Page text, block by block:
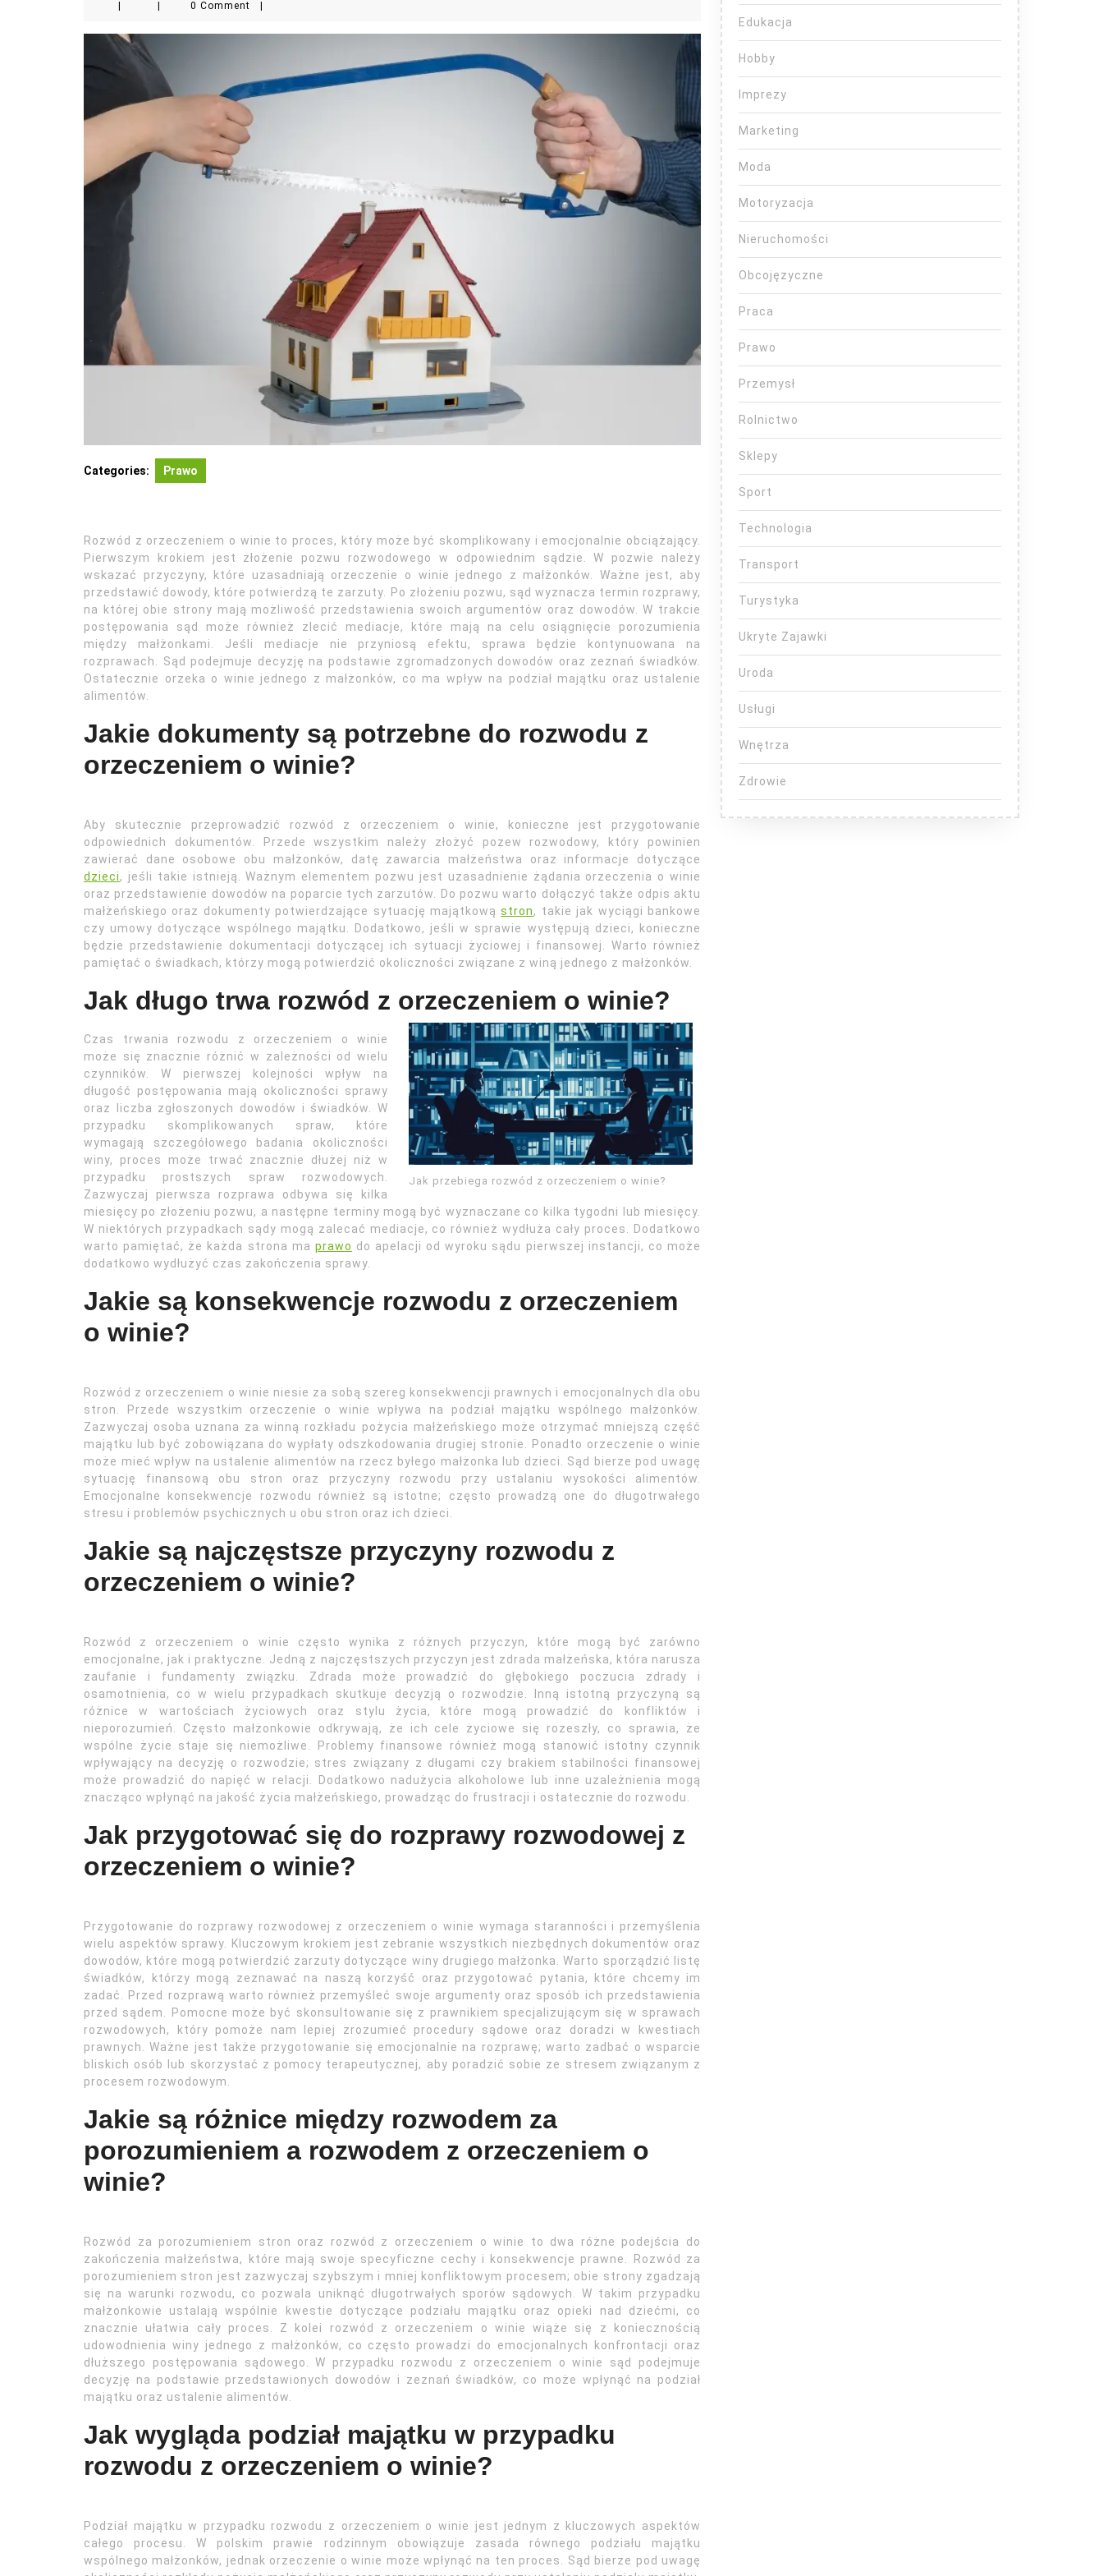
0 Comment
Categories: Prawo
Rozwód z orzeczeniem o winie to proces, który może być skomplikowany i emocjonalnie obciążający.
Pierwszym krokiem jest złożenie pozwu rozwodowego w odpowiednim sądzie. W pozwie należy
wskazać przyczyny, które uzasadniają orzeczenie o winie jednego z małżonków. Ważne jest, aby
przedstawić dowody, które potwierdzą te zarzuty. Po złożeniu pozwu, sąd wyznacza termin rozprawy,
na której obie strony mają możliwość przedstawienia swoich argumentów oraz dowodów. W trakcie
postępowania sąd może również zlecić mediacje, które mają na celu osiągnięcie porozumienia
między małżonkami. Jeśli mediacje nie przyniosą efektu, sprawa będzie kontynuowana na
rozprawach. Sąd podejmuje decyzję na podstawie zgromadzonych dowodów oraz zeznań świadków.
Ostatecznie orzeka o winie jednego z małżonków, co ma wpływ na podział majątku oraz ustalenie
alimentów.
Jakie dokumenty są potrzebne do rozwodu z
orzeczeniem o winie?
Aby skutecznie przeprowadzić rozwód z orzeczeniem o winie, konieczne jest przygotowanie
odpowiednich dokumentów. Przede wszystkim należy złożyć pozew rozwodowy, który powinien
zawierać dane osobowe obu małżonków, datę zawarcia małżeństwa oraz informacje dotyczące
dzieci, jeśli takie istnieją. Ważnym elementem pozwu jest uzasadnienie żądania orzeczenia o winie
oraz przedstawienie dowodów na poparcie tych zarzutów. Do pozwu warto dołączyć także odpis aktu
małżeńskiego oraz dokumenty potwierdzające sytuację majątkowąstron, takie jak wyciągi bankowe
czy umowy dotyczące wspólnego majątku. Dodatkowo, jeśli w sprawie występują dzieci, konieczne
będzie przedstawienie dokumentacji dotyczącej ich sytuacji życiowej i finansowej. Warto również
pamiętać o świadkach, którzy mogą potwierdzić okoliczności związane z winą jednego z małżonków.
Jak długo trwa rozwód z orzeczeniem o winie?
Jak przebiega rozwód z orzeczeniem o winie?
Czas trwania rozwodu z orzeczeniem o winie
może się znacznie różnić w zależności od wielu
czynników. W pierwszej kolejności wpływ na
długość postępowania mają okoliczności sprawy
oraz liczba zgłoszonych dowodów i świadków. W
przypadku skomplikowanych spraw, które
wymagają szczegółowego badania okoliczności
winy, proces może trwać znacznie dłużej niż w
przypadku prostszych spraw rozwodowych.
Zazwyczaj pierwsza rozprawa odbywa się kilka
miesięcy po złożeniu pozwu, a następne terminy mogą być wyznaczane co kilka tygodni lub miesięcy.
W niektórych przypadkach sądy mogą zalecać mediacje, co również wydłuża cały proces. Dodatkowo
warto pamiętać, że każda strona ma prawo do apelacji od wyroku sądu pierwszej instancji, co może
dodatkowo wydłużyć czas zakończenia sprawy.
Jakie są konsekwencje rozwodu z orzeczeniem
o winie?
Rozwód z orzeczeniem o winie niesie za sobą szereg konsekwencji prawnych i emocjonalnych dla obu
stron. Przede wszystkim orzeczenie o winie wpływa na podział majątku wspólnego małżonków.
Zazwyczaj osoba uznana za winną rozkładu pożycia małżeńskiego może otrzymać mniejszą część
majątku lub być zobowiązana do wypłaty odszkodowania drugiej stronie. Ponadto orzeczenie o winie
może mieć wpływ na ustalenie alimentów na rzecz byłego małżonka lub dzieci. Sąd bierze pod uwagę
sytuację finansową obu stron oraz przyczyny rozwodu przy ustalaniu wysokości alimentów.
Emocjonalne konsekwencje rozwodu również są istotne; często prowadzą one do długotrwałego
stresu i problemów psychicznych u obu stron oraz ich dzieci.
Jakie są najczęstsze przyczyny rozwodu z
orzeczeniem o winie?
Rozwód z orzeczeniem o winie często wynika z różnych przyczyn, które mogą być zarówno
emocjonalne, jak i praktyczne. Jedną z najczęstszych przyczyn jest zdrada małżeńska, która narusza
zaufanie i fundamenty związku. Zdrada może prowadzić do głębokiego poczucia zdrady i
osamotnienia, co w wielu przypadkach skutkuje decyzją o rozwodzie. Inną istotną przyczyną są
różnice w wartościach życiowych oraz stylu życia, które mogą prowadzić do konfliktów i
nieporozumień. Często małżonkowie odkrywają, że ich cele życiowe się rozeszły, co sprawia, że
wspólne życie staje się niemożliwe. Problemy finansowe również mogą stanowić istotny czynnik
wpływający na decyzję o rozwodzie; stres związany z długami czy brakiem stabilności finansowej
może prowadzić do napięć w relacji. Dodatkowo nadużycia alkoholowe lub inne uzależnienia mogą
znacząco wpłynąć na jakość życia małżeńskiego, prowadząc do frustracji i ostatecznie do rozwodu.
Jak przygotować się do rozprawy rozwodowej z
orzeczeniem o winie?
Przygotowanie do rozprawy rozwodowej z orzeczeniem o winie wymaga staranności i przemyślenia
wielu aspektów sprawy. Kluczowym krokiem jest zebranie wszystkich niezbędnych dokumentów oraz
dowodów, które mogą potwierdzić zarzuty dotyczące winy drugiego małżonka. Warto sporządzić listę
świadków, którzy mogą zeznawać na naszą korzyść oraz przygotować pytania, które chcemy im
zadać. Przed rozprawą warto również przemyśleć swoje argumenty oraz sposób ich przedstawienia
przed sądem. Pomocne może być skonsultowanie się z prawnikiem specjalizującym się w sprawach
rozwodowych, który pomoże nam lepiej zrozumieć procedury sądowe oraz doradzi w kwestiach
prawnych. Ważne jest także przygotowanie się emocjonalnie na rozprawę; warto zadbać o wsparcie
bliskich osób lub skorzystać z pomocy terapeutycznej, aby poradzić sobie ze stresem związanym z
procesem rozwodowym.
Jakie są różnice między rozwodem za
porozumieniem a rozwodem z orzeczeniem o
winie?
Rozwód za porozumieniem stron oraz rozwód z orzeczeniem o winie to dwa różne podejścia do
zakończenia małżeństwa, które mają swoje specyficzne cechy i konsekwencje prawne. Rozwód za
porozumieniem stron jest zazwyczaj szybszym i mniej konfliktowym procesem; obie strony zgadzają
się na warunki rozwodu, co pozwala uniknąć długotrwałych sporów sądowych. W takim przypadku
małżonkowie ustalają wspólnie kwestie dotyczące podziału majątku oraz opieki nad dziećmi, co
znacznie ułatwia cały proces. Z kolei rozwód z orzeczeniem o winie wiąże się z koniecznością
udowodnienia winy jednego z małżonków, co często prowadzi do emocjonalnych konfrontacji oraz
dłuższego postępowania sądowego. W przypadku rozwodu z orzeczeniem o winie sąd podejmuje
decyzję na podstawie przedstawionych dowodów i zeznań świadków, co może wpłynąć na podział
majątku oraz ustalenie alimentów.
Jak wygląda podział majątku w przypadku
rozwodu z orzeczeniem o winie?
Podział majątku w przypadku rozwodu z orzeczeniem o winie jest jednym z kluczowych aspektów
całego procesu. W polskim prawie rodzinnym obowiązuje zasada równego podziału majątku
wspólnego małżonków, jednak orzeczenie o winie może wpłynąć na ten proces. Sąd bierze pod uwagę
Edukacja
Hobby
Imprezy
Marketing
Moda
Motoryzacja
Nieruchomości
Obcojęzyczne
Praca
Prawo
Przemysł
Rolnictwo
Sklepy
Sport
Technologia
Transport
Turystyka
Ukryte Zajawki
Uroda
Usługi
Wnętrza
Zdrowie